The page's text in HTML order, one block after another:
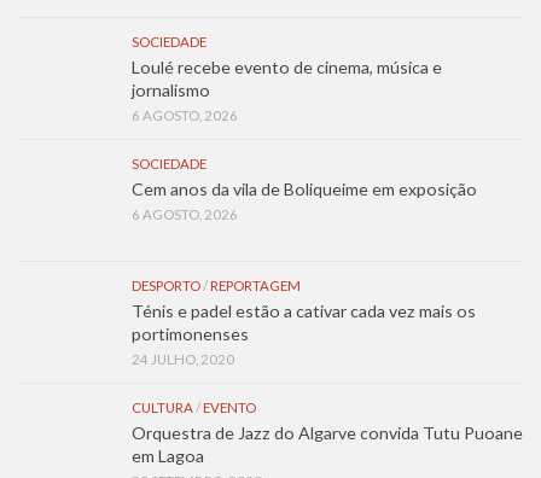
SOCIEDADE
Loulé recebe evento de cinema, música e
jornalismo
6 AGOSTO, 2026
SOCIEDADE
Cem anos da vila de Boliqueime em exposição
6 AGOSTO, 2026
DESPORTO/ REPORTAGEM
Ténis e padel estão a cativar cada vez mais os
portimonenses
24 JULHO, 2020
CULTURA/ EVENTO
Orquestra de Jazz do Algarve convida Tutu Puoane
em Lagoa